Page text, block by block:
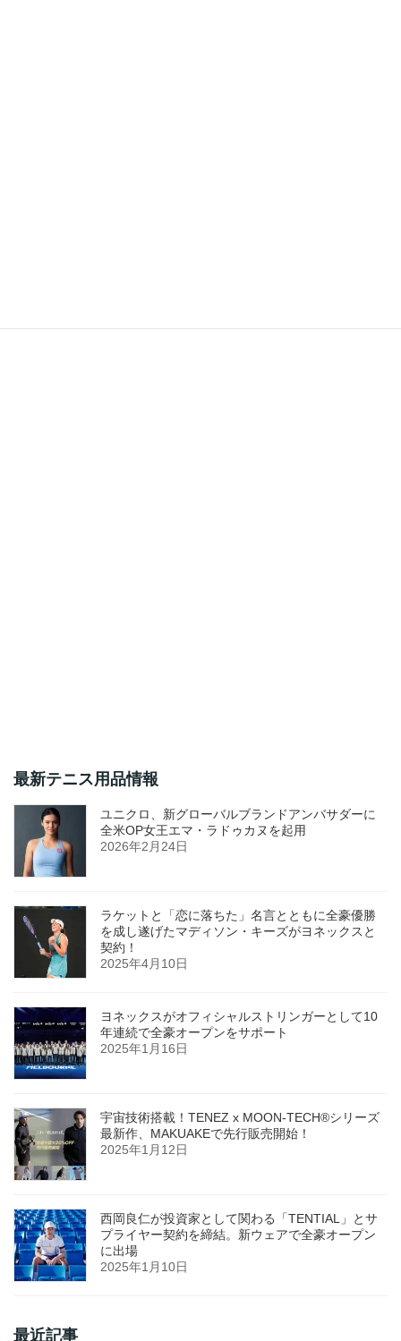
最新テニス用品情報
ユニクロ、新グローバルブランドアンバサダーに
全米OP女王エマ・ラドゥカヌを起用
2026年2月24日
ラケットと「恋に落ちた」名言とともに全豪優勝
を成し遂げたマディソン・キーズがヨネックスと
契約！
2025年4月10日
ヨネックスがオフィシャルストリンガーとして10
年連続で全豪オープンをサポート
2025年1月16日
宇宙技術搭載！TENEZ x MOON-TECH®シリーズ
最新作、MAKUAKEで先行販売開始！
2025年1月12日
西岡良仁が投資家として関わる「TENTIAL」とサ
プライヤー契約を締結。新ウェアで全豪オープン
に出場
2025年1月10日
最近記事